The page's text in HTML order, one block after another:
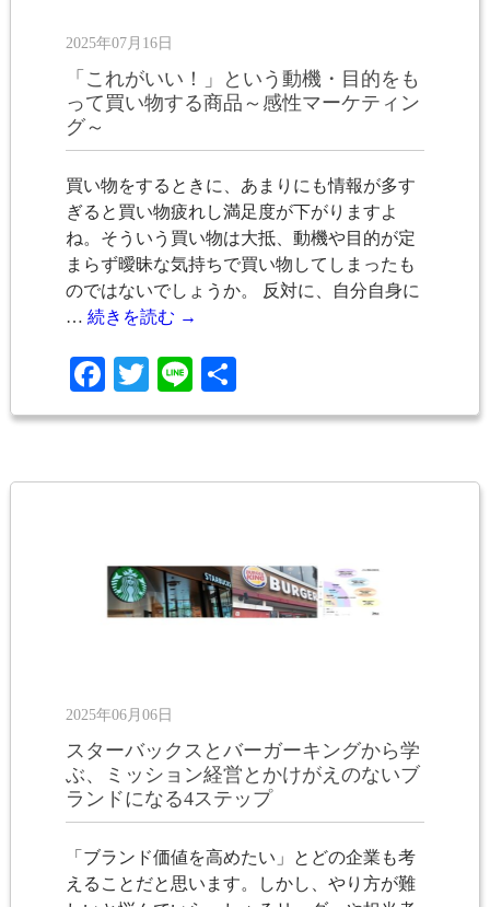
2025年07月16日
「これがいい！」という動機・目的をも
って買い物する商品～感性マーケティン
グ～
買い物をするときに、あまりにも情報が多す
ぎると買い物疲れし満足度が下がりますよ
ね。そういう買い物は大抵、動機や目的が定
まらず曖昧な気持ちで買い物してしまったも
のではないでしょうか。 反対に、自分自身に
… 続きを読む →
Facebook
Twitter
Line
有
2025年06月06日
スターバックスとバーガーキングから学
ぶ、ミッション経営とかけがえのないブ
ランドになる4ステップ
「ブランド価値を高めたい」とどの企業も考
えることだと思います。しかし、やり方が難